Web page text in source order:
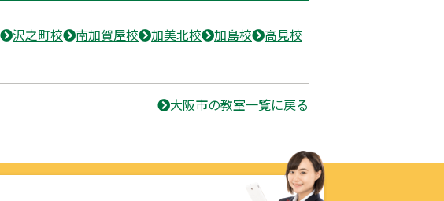
沢之町校 南加賀屋校 加美北校 加島校
高見校
大阪市の教室一覧に戻る